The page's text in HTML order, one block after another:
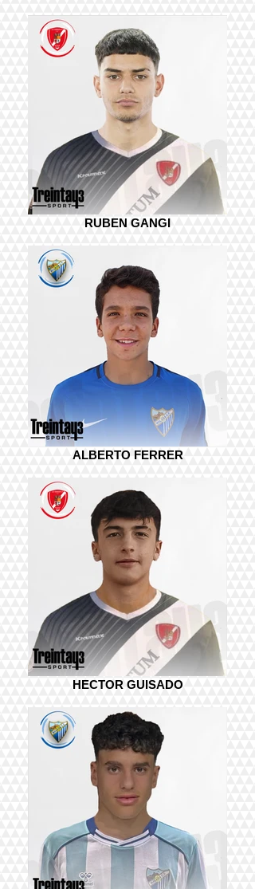
RUBEN GANGI
ALBERTO FERRER
HECTOR GUISADO